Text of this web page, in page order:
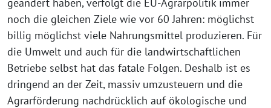
noch die gleichen Ziele wie vor 60 Jahren: möglichst
billig möglichst viele Nahrungsmittel produzieren. Für
die Umwelt und auch für die landwirtschaftlichen
Betriebe selbst hat das fatale Folgen. Deshalb ist es
dringend an der Zeit, massiv umzusteuern und die
Agrarförderung nachdrücklich auf ökologische und